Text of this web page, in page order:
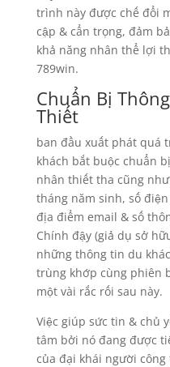
trình này được chế đổi
cập & cẩn trọng, đảm
khả năng nhân thể lợi
789win.
Chuẩn Bị
Thiết
ban đầu xuất phát quá
khách bắt buộc chuẩn
nhân thiết tha cũng
tháng năm sinh, số
địa điểm email & số
Chính đậy (giả dụ sở
những thông tin du
trùng khớp cùng phiên
một vài rắc rối sau này.
Việc giúp sức tin & chủ
tâm bởi nó đang được
của đại khái người